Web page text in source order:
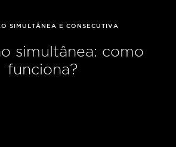
SIMULTÂNEA E CONSECUTIVA
simultânea: como
funciona?